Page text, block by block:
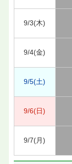
9/3(木)
9/4(金)
9/5(土)
9/6(日)
9/7(月)